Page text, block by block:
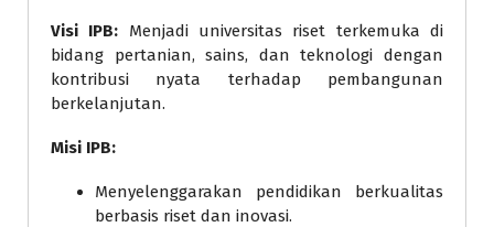
Visi IPB: Menjadi universitas riset terkemuka di
bidang pertanian, sains, dan teknologi dengan
kontribusi nyata terhadap pembangunan
berkelanjutan.
Misi IPB:
Menyelenggarakan pendidikan berkualitas
berbasis riset dan inovasi.